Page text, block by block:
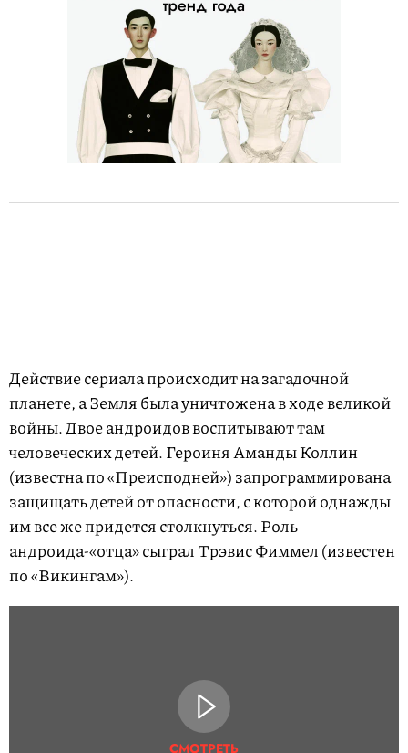
Действие сериала происходит на загадочной
планете, а Земля была уничтожена в ходе великой
войны. Двое андроидов воспитывают там
человеческих детей. Героиня Аманды Коллин
(известна по «Преисподней») запрограммирована
защищать детей от опасности, с которой однажды
им все же придется столкнуться. Роль
андроида-«отца» сыграл Трэвис Фиммел (известен
по «Викингам»).
СМОТРЕТЬ